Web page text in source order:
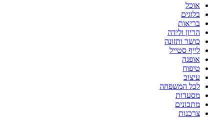
ורוקחות
טבעית
אוכל
בלוגים
בריאות
הריון ולידה
כושר ותזונה
לייף סטייל
אופנה
טיפוח
עיצוב
לכל המשפחה
מסעדות
מתכונים
צרכנות